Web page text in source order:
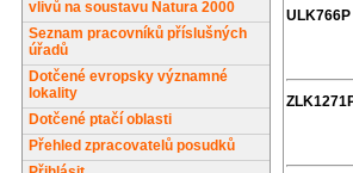
vlivů na soustavu Natura 2000
Seznam pracovníků příslušných
úřadů
Dotčené evropsky významné
lokality
Dotčené ptačí oblasti
Přehled zpracovatelů posudků
ULK766P